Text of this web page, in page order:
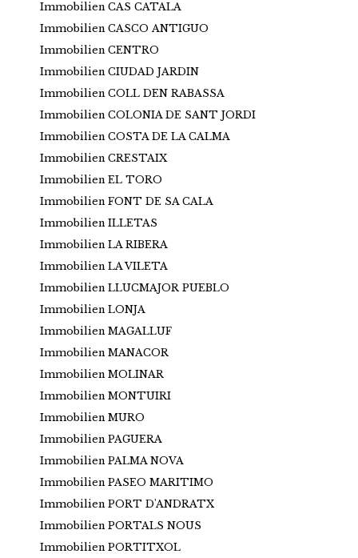
Immobilien CAS CATALA
Immobilien CASCO ANTIGUO
Immobilien CENTRO
Immobilien CIUDAD JARDIN
Immobilien COLL DEN RABASSA
Immobilien COLONIA DE SANT JORDI
Immobilien COSTA DE LA CALMA
Immobilien CRESTAIX
Immobilien EL TORO
Immobilien FONT DE SA CALA
Immobilien ILLETAS
Immobilien LA RIBERA
Immobilien LA VILETA
Immobilien LLUCMAJOR PUEBLO
Immobilien LONJA
Immobilien MAGALLUF
Immobilien MANACOR
Immobilien MOLINAR
Immobilien MONTUIRI
Immobilien MURO
Immobilien PAGUERA
Immobilien PALMA NOVA
Immobilien PASEO MARITIMO
Immobilien PORT D'ANDRATX
Immobilien PORTALS NOUS
Immobilien PORTITXOL